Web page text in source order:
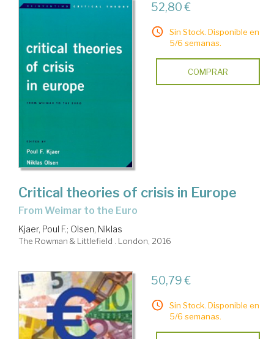
52,80 €
Sin Stock. Disponible en
5/6 semanas.
COMPRAR
Critical theories of crisis in Europe
from Weimar to the Euro
Kjaer, Poul F.; Olsen, Niklas
The Rowman & Littlefield . London, 2016
50,79 €
Sin Stock. Disponible en
5/6 semanas.